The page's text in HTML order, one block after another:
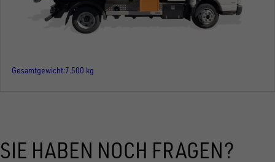
Gesamtgewicht 7.500 kg
SIE HABEN NOCH FRAGEN?